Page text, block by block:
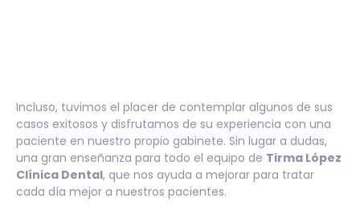
Incluso, tuvimos el placer de contemplar algunos de sus
casos exitosos y disfrutamos de su experiencia con una
paciente en nuestro propio gabinete. Sin lugar a dudas,
una gran enseñanza para todo el equipo de Tirma López
Clínica Dental, que nos ayuda a mejorar para tratar
cada día mejor a nuestros pacientes.